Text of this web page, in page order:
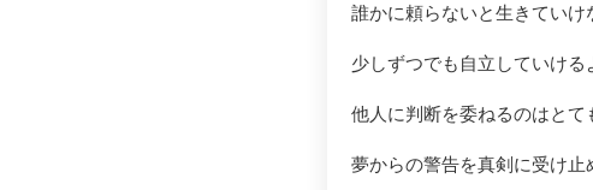
誰かに頼らないと生きていけ
少しずつでも自立していける
他人に判断を委ねるのはと
夢からの警告を真剣に受け止